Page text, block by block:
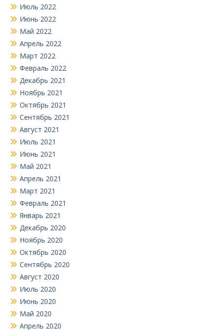
Июль 2022
Июнь 2022
Май 2022
Апрель 2022
Март 2022
Февраль 2022
Декабрь 2021
Ноябрь 2021
Октябрь 2021
Сентябрь 2021
Август 2021
Июль 2021
Июнь 2021
Май 2021
Апрель 2021
Март 2021
Февраль 2021
Январь 2021
Декабрь 2020
Ноябрь 2020
Октябрь 2020
Сентябрь 2020
Август 2020
Июль 2020
Июнь 2020
Май 2020
Апрель 2020